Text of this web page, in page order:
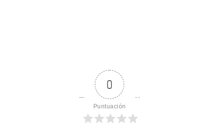
0
Puntuación